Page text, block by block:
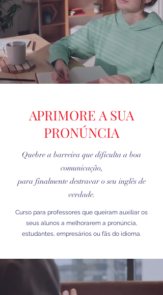
APRIMORE A SUA
PRONÚNCIA
Quebre a barreira que dificulta a boa
comunicação,
para finalmente destravar o seu inglês de
verdade.
Curso para professores que queiram auxiliar os
seus alunos a melhorarem a pronúncia,
estudantes, empresários ou fãs do idioma.